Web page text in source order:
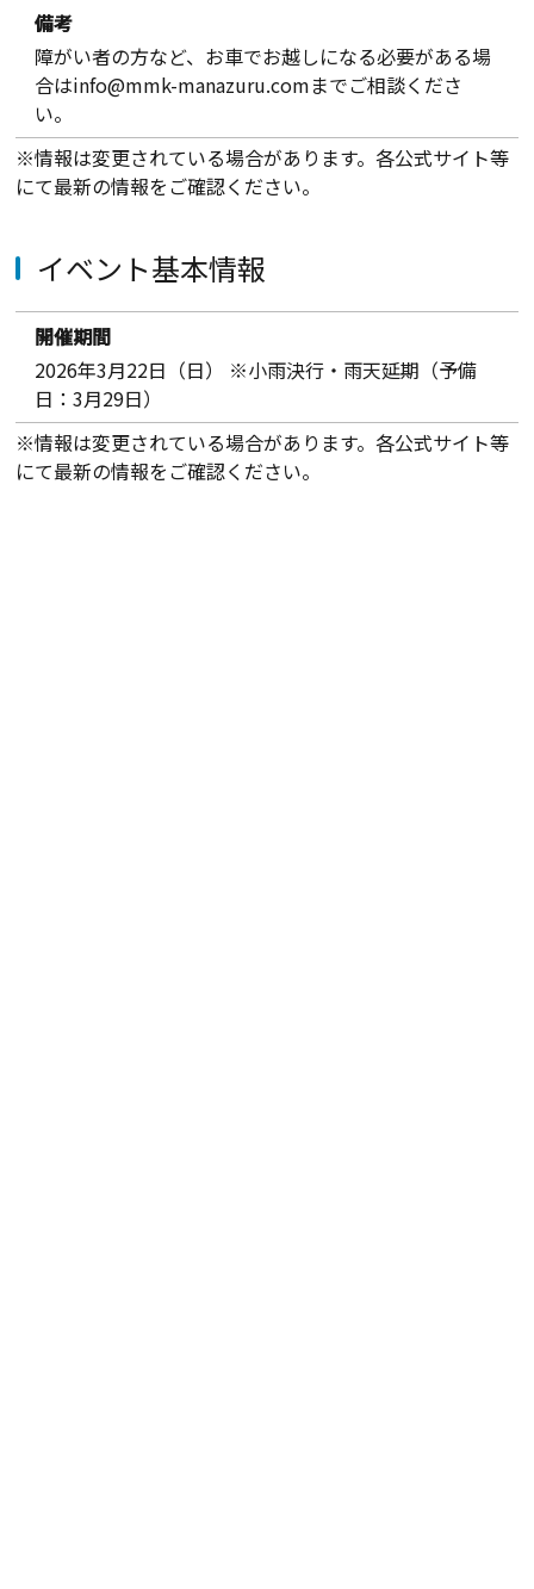
備考
障がい者の方など、お車でお越しになる必要がある場
合はinfo@mmk-manazuru.comまでご相談くださ
い。
※情報は変更されている場合があります。各公式サイト等
にて最新の情報をご確認ください。
イベント基本情報
開催期間
2026年3月22日（日） ※小雨決行・雨天延期（予備
日：3月29日）
※情報は変更されている場合があります。各公式サイト等
にて最新の情報をご確認ください。